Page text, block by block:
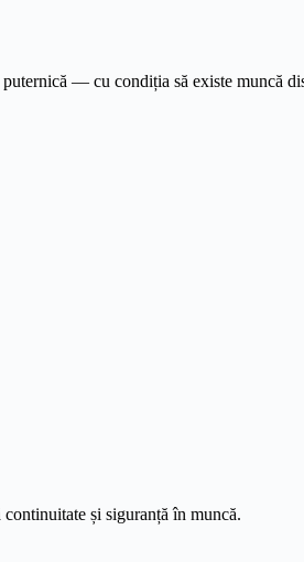
— cu condiția să existe muncă
și siguranță în muncă.